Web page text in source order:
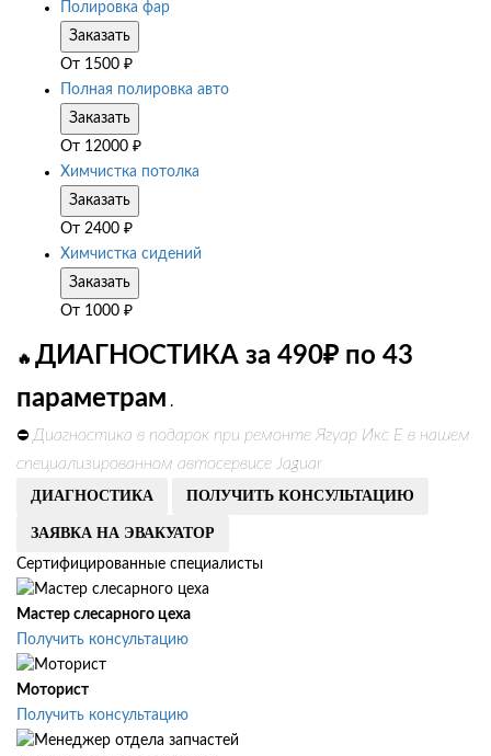
Полировка фар
Заказать
От 1500 ₽
Полная полировка авто
Заказать
От 12000 ₽
Химчистка потолка
Заказать
От 2400 ₽
Химчистка сидений
Заказать
От 1000 ₽
🔥 ДИАГНОСТИКА за 490₽ по 43
параметрам .
⛔ Диагностика в подарок при ремонте Ягуар Икс Е в нашем
специализированном автосервисе Jaguar
ДИАГНОСТИКА ПОЛУЧИТЬ КОНСУЛЬТАЦИЮ
ЗАЯВКА НА ЭВАКУАТОР
Сертифицированные специалисты
Мастер слесарного цеха
Получить консультацию
Моторист
Получить консультацию